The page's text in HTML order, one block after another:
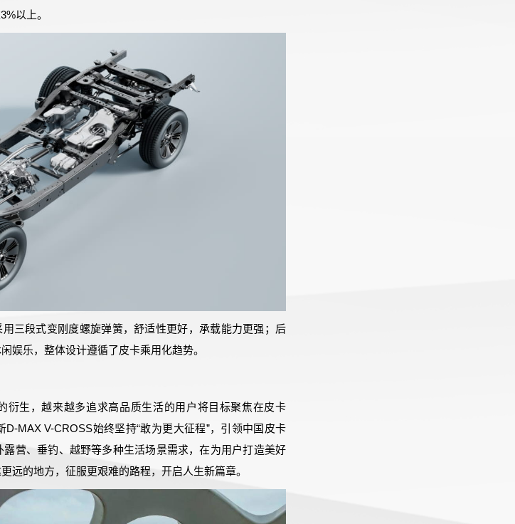
以上。
三段式变刚度螺旋弹簧，舒适性更好，承载能力更强；后
娱乐，整体设计遵循了皮卡乘用化趋势。
衍生，越来越多追求高品质生活的用户将目标聚焦在皮卡
MAX V-CROSS始终坚持“敢为更大征程”，引领中国皮卡
营、垂钓、越野等多种生活场景需求，在为用户打造美好
远的地方，征服更艰难的路程，开启人生新篇章。